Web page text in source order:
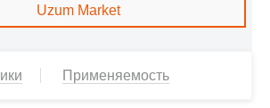
Uzum Market
Применяемость